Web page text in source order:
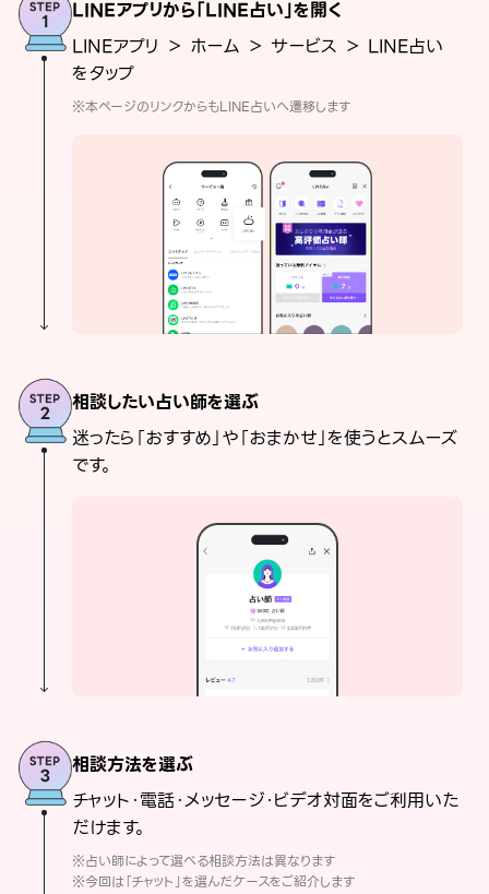
LINEアプリから「LINE占い」を開く
LINEアプリ ＞ ホーム ＞ サービス ＞ LINE占い
をタップ
※本ページのリンクからもLINE占いへ遷移します
相談したい占い師を選ぶ
迷ったら「おすすめ」や「おまかせ」を使うとスムーズ
です。
相談方法を選ぶ
チャット・電話・メッセージ・ビデオ対面をご利用いた
だけます。
※占い師によって選べる相談方法は異なります
※今回は「チャット」を選んだケースをご紹介します